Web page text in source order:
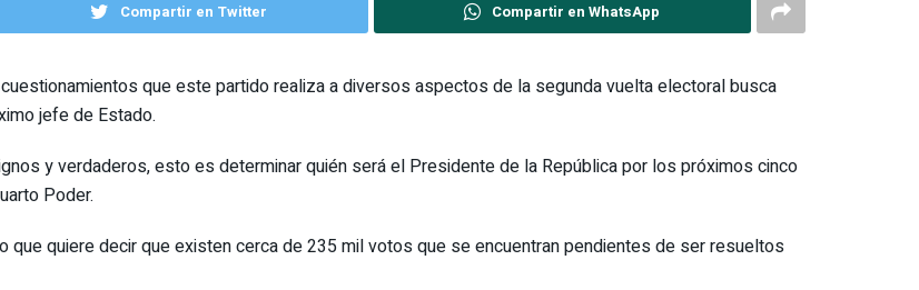
Compartir en Twitter Compartir en WhatsApp
que este partido realiza a diversos aspectos de la segunda vuelta electoral busca
jefe de Estado.
y verdaderos, esto es determinar quién será el Presidente de la República por los próximos cinco
Poder.
quiere decir que existen cerca de 235 mil votos que se encuentran pendientes de ser resueltos